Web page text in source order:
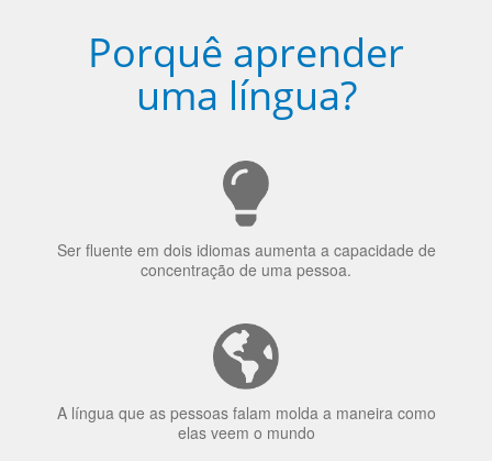
Porquê aprender
uma língua?
concentração de uma pessoa.